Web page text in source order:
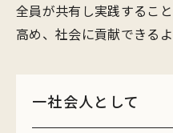
全員が共有し実践するこ
高め、社会に貢献できる
一社会人として